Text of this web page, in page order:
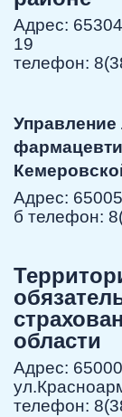
Адрес:
19
телефон:
Адрес:
б телефон:
области
Адрес:
телефон: